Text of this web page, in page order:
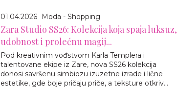
01.04.2026 Moda - Shopping
Zara Studio SS26: Kolekcija koja spaja luksuz,
udobnost i prolećnu magij...
Pod kreativnim vođstvom Karla Templera i
talentovane ekipe iz Zare, nova SS26 kolekcija
donosi savršenu simbiozu izuzetne izrade i lične
estetike, gde boje pričaju priče, a teksture otkriv...